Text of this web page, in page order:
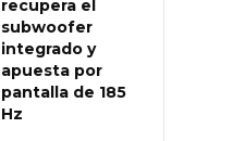
recupera el
subwoofer
integrado y
apuesta por
pantalla de 185
Hz